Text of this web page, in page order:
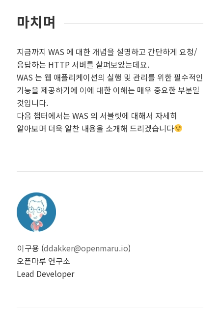
마치며
지금까지 WAS 에 대한 개념을 설명하고 간단하게 요청/
응답하는 HTTP 서버를 살펴보았는데요.
WAS 는 웹 애플리케이션의 실행 및 관리를 위한 필수적인
기능을 제공하기에 이에 대한 이해는 매우 중요한 부분일
것입니다.
다음 챕터에서는 WAS 의 서블릿에 대해서 자세히
알아보며 더욱 알찬 내용을 소개해 드리겠습니다
이구용 (ddakker@openmaru.io)
오픈마루 연구소
Lead Developer